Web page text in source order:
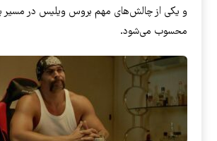
و یکی از چالش‌های مهم بروس ویلیس در
محسوب می‌شود.